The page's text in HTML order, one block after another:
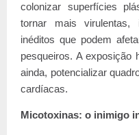
colonizar superfícies
tornar mais virulentas,
inéditos que podem
pesqueiros. A exposição
ainda, potencializar
cardíacas.
Micotoxinas: o inimigo